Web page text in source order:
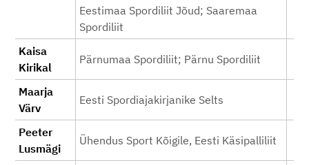
Eestimaa Spordiliit Jõud; Saaremaa
Spordiliit
Kaisa
Kirikal
Pärnumaa Spordiliit; Pärnu Spordiliit
Maarja
Värv
Eesti Spordiajakirjanike Selts
Peeter
Lusmägi
Ühendus Sport Kõigile, Eesti Käsipalliliit